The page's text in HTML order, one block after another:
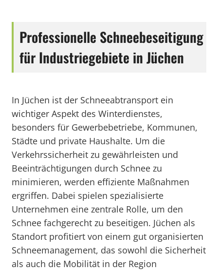
Professionelle Schneebeseitigung
für Industriegebiete in Jüchen
In Jüchen ist der Schneeabtransport ein
wichtiger Aspekt des Winterdienstes,
besonders für Gewerbebetriebe, Kommunen,
Städte und private Haushalte. Um die
Verkehrssicherheit zu gewährleisten und
Beeinträchtigungen durch Schnee zu
minimieren, werden effiziente Maßnahmen
ergriffen. Dabei spielen spezialisierte
Unternehmen eine zentrale Rolle, um den
Schnee fachgerecht zu beseitigen. Jüchen als
Standort profitiert von einem gut organisierten
Schneemanagement, das sowohl die Sicherheit
als auch die Mobilität in der Region